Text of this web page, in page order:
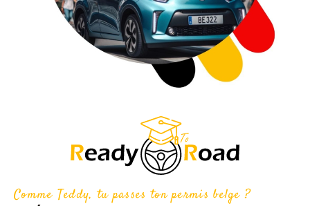
Comme Teddy, tu passes ton permis belge ?